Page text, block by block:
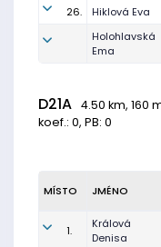
26. Hiklová Eva
Holohlavská
Ema
D21A 4.50 km, 160
koef.: 0, PB: 0
MÍSTO JMÉNO
1.
Králová
Denisa